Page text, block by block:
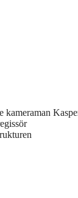
kameraman